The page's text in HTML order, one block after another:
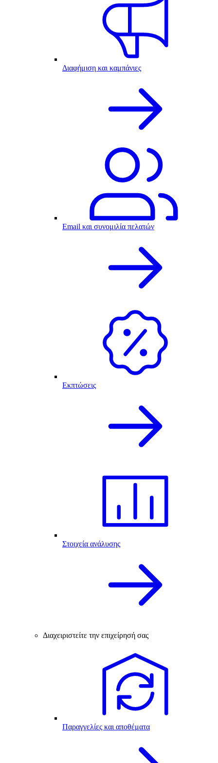
Διαφήμιση και καμπάνιες
Email και συνομιλία πελατών
Εκπτώσεις
Στοιχεία ανάλυσης
Διαχειριστείτε την επιχείρησή σας
Παραγγελίες και αποθέματα